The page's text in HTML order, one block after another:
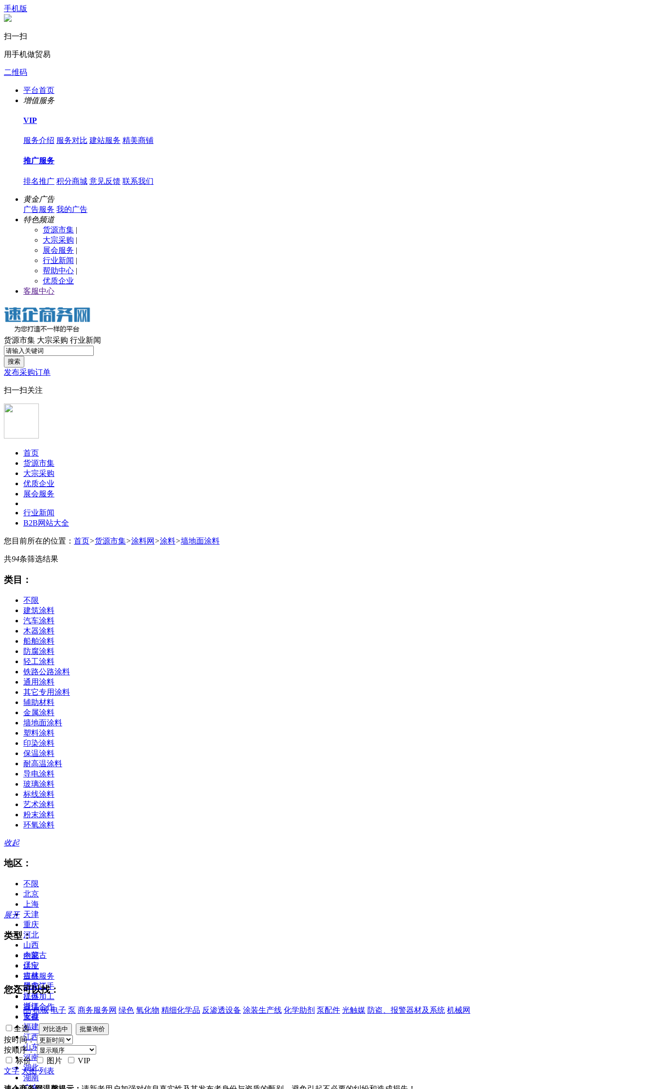
手机版
扫一扫
用手机做贸易
二维码
平台首页
增值服务
VIP
服务介绍 服务对比 建站服务 精美商铺
推广服务
排名推广 积分商城 意见反馈 联系我们
黄金广告
广告服务 我的广告
特色频道
货源市集 |
大宗采购 |
展会服务 |
行业新闻 |
帮助中心 |
优质企业
客服中心
货源市集 大宗采购 行业新闻
搜索
发布采购订单
扫一扫关注
首页
货源市集
大宗采购
优质企业
展会服务
行业新闻
B2B网站大全
您目前所在的位置： 首页>货源市集>涂料网 >涂料>墙地面涂料
共94条筛选结果
类目：
不限
建筑涂料
汽车涂料
木器涂料
船舶涂料
防腐涂料
轻工涂料
铁路公路涂料
通用涂料
其它专用涂料
辅助材料
金属涂料
墙地面涂料
塑料涂料
印染涂料
保温涂料
耐高温涂料
导电涂料
玻璃涂料
标线涂料
艺术涂料
粉末涂料
环氧涂料
收起
地区：
不限
北京
上海
天津
重庆
河北
山西
内蒙古
辽宁
吉林
黑龙江
江苏
浙江
安徽
福建
江西
山东
河南
湖北
湖南
展开
类型：
全部
供应
提供服务
供应二手
提供加工
提供合作
库存
您还可以找：
品 机械 电子 泵 商务服务网 绿色 氧化物 精细化学品 反渗透设备 涂装生产线 化学助剂 泵配件 光触媒 防盗、报警器材及系统 机械网
全选
按时间：
按顺序：
标价
图片
VIP
文字 大图 列表